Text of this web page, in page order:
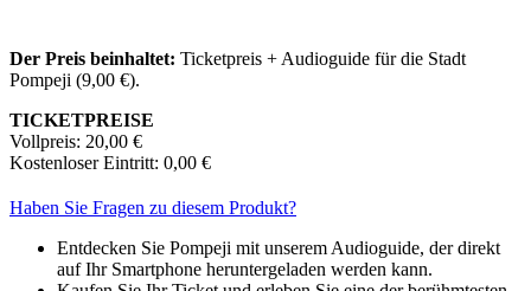
Der Preis beinhaltet: Ticketpreis + Audioguide für die Stadt
Pompeji (9,00 €).
TICKETPREISE
Vollpreis: 20,00 €
Kostenloser Eintritt: 0,00 €
Haben Sie Fragen zu diesem Produkt?
Entdecken Sie Pompeji mit unserem Audioguide, der direkt
auf Ihr Smartphone heruntergeladen werden kann.